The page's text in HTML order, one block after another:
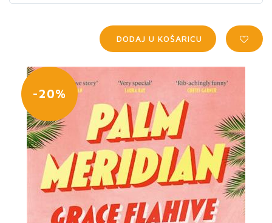
DODAJ U KOŠARICU
-20%